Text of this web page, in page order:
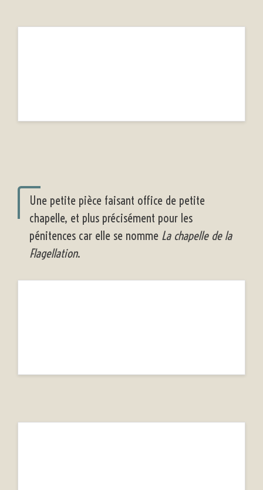
Une petite pièce faisant office de petite
chapelle, et plus précisément pour les
pénitences car elle se nomme La chapelle de la
Flagellation.